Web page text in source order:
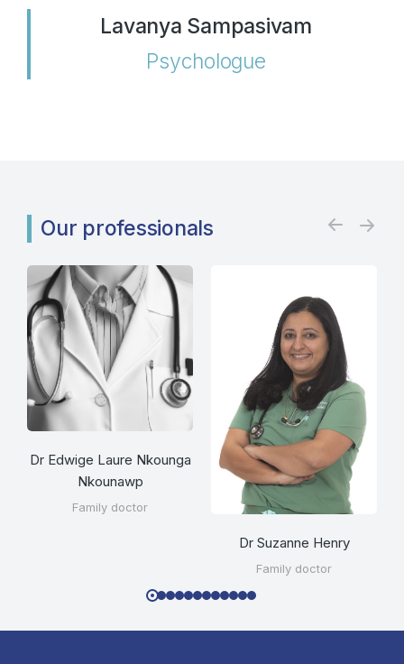
Lavanya Sampasivam
Psychologue
Our professionals
Dr Edwige Laure Nkounga
Nkounawp
Family doctor
Dr Suzanne Henry
Family doctor